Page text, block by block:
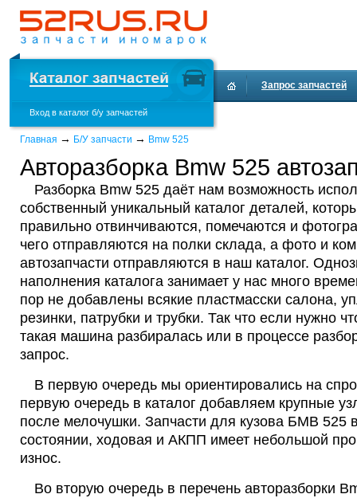
Вход в каталог б/у запчастей
Запрос запчастей
Главная → Б/У запчасти → Bmw 525
Авторазборка Bmw 525
Разборка Bmw 525 даёт нам возможность
собственный уникальный каталог деталей,
правильно отвинчиваются, помечаются и
чего отправляются на полки склада, а фото и
автозапчасти отправляются в наш каталог.
наполнения каталога занимает у нас много
пор не добавлены всякие пластмасски салона,
резинки, патрубки и трубки. Так что если нужно
такая машина разбиралась или в процессе
запрос.
В первую очередь мы ориентировались на
первую очередь в каталог добавляем крупные
после мелочушки. Запчасти для кузова БМВ 525
состоянии, ходовая и АКПП имеет небольшой
износ.
Во вторую очередь в перечень авторазборки